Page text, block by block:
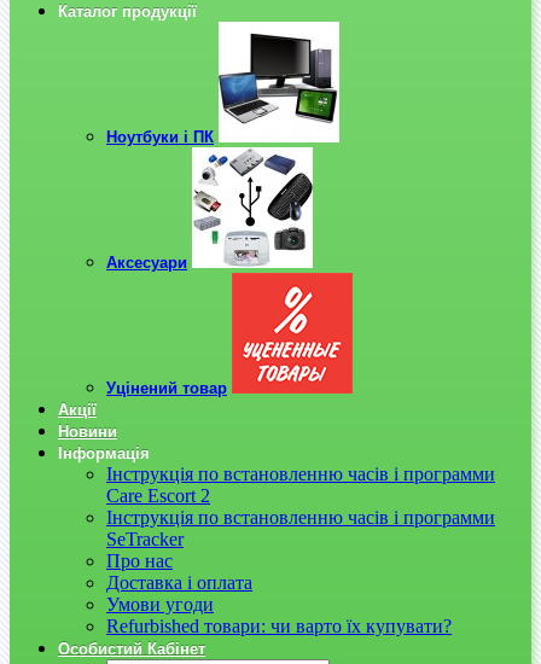
Каталог продукції
Ноутбуки і ПК
Аксесуари
Уцінений товар
Акції
Новини
Інформація
Інструкція по встановленню часів і программи
Care Escort 2
Інструкція по встановленню часів і программи
SeTracker
Про нас
Доставка і оплата
Умови угоди
Refurbished товари: чи варто їх купувати?
Особистий Кабінет